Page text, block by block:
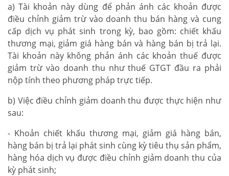
a) Tài khoản này dùng để phản ánh các khoản được
điều chỉnh giảm trừ vào doanh thu bán hàng và cung
cấp dịch vụ phát sinh trong kỳ, bao gồm: chiết khấu
thương mại, giảm giá hàng bán và hàng bán bị trả lại.
Tài khoản này không phản ánh các khoản thuế được
giảm trừ vào doanh thu như thuế GTGT đầu ra phải
nộp tính theo phương pháp trực tiếp.
b) Việc điều chỉnh giảm doanh thu được thực hiện như
sau:
- Khoản chiết khấu thương mại, giảm giá hàng bán,
hàng bán bị trả lại phát sinh cùng kỳ tiêu thụ sản phẩm,
hàng hóa dịch vụ được điều chỉnh giảm doanh thu của
kỳ phát sinh;